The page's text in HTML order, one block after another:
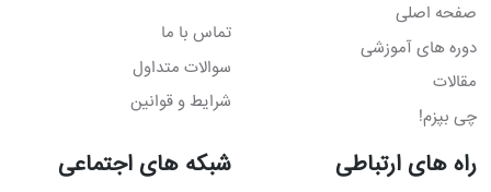
صفحه اصلی
دوره های آموزشی
مقالات
چی بپزم!
تماس با ما
سوالات متداول
شرایط و قوانین
راه های ارتباطی شبکه های اجتماعی